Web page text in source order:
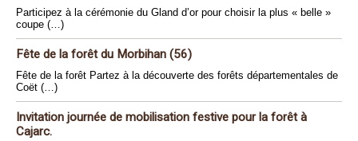
Participez à la cérémonie du Gland d’or pour choisir la plus « belle »
coupe (…)
Fête de la forêt du Morbihan (56)
Fête de la forêt Partez à la découverte des forêts départementales de
Coët (…)
Invitation journée de mobilisation festive pour la forêt à
Cajarc.